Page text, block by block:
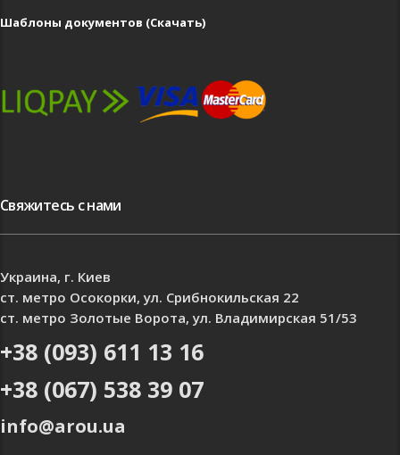
Шаблоны документов (Скачать)
Свяжитесь с нами
Украина, г. Киев
ст. метро Осокорки, ул. Срибнокильская 22
ст. метро Золотые Ворота, ул. Владимирская 51/53
+38 (093) 611 13 16
+38 (067) 538 39 07
info@arou.ua